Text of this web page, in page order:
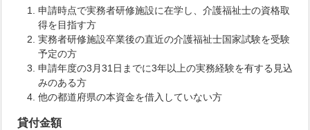
申請時点で実務者研修施設に在学し、介護福祉士の資格取
得を目指す方
実務者研修施設卒業後の直近の介護福祉士国家試験を受験
予定の方
申請年度の3月31日までに3年以上の実務経験を有する見込
みのある方
他の都道府県の本資金を借入していない方
貸付金額